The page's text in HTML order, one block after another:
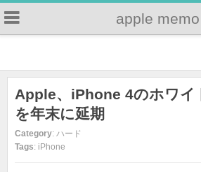
apple memo
Apple、iPhone 4のホワイ
を年末に延期
Category: ハード
Tags: iPhone